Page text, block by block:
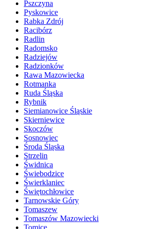
Pszczyna
Pyskowice
Rabka Zdrój
Racibórz
Radlin
Radomsko
Radziejów
Radzionków
Rawa Mazowiecka
Rotmanka
Ruda Śląska
Rybnik
Siemianowice Śląskie
Skierniewice
Skoczów
Sosnowiec
Środa Śląska
Strzelin
Świdnica
Świebodzice
Świerklaniec
Świętochłowice
Tarnowskie Góry
Tomaszew
Tomaszów Mazowiecki
Tomice